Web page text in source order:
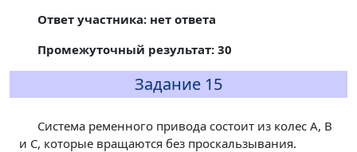
Ответ участника: нет ответа
Промежуточный результат: 30
Задание 15
Система ременного привода состоит из колес A, B
и C, которые вращаются без проскальзывания.